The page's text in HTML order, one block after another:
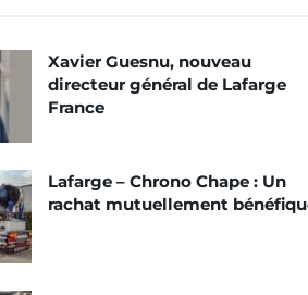
Xavier Guesnu, nouveau
directeur général de Lafarge
France
Lafarge – Chrono Chape : Un
rachat mutuellement